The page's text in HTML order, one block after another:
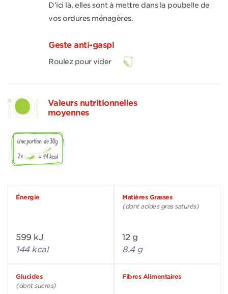
D’ici là, elles sont à mettre dans la poubelle de
vos ordures ménagères.
Geste anti-gaspi
Roulez pour vider
Valeurs nutritionnelles
moyennes
Énergie
599 kJ
144 kcal
Matières Grasses
(dont acides gras saturés)
12 g
8.4 g
Glucides
(dont sucres)
Fibres Alimentaires